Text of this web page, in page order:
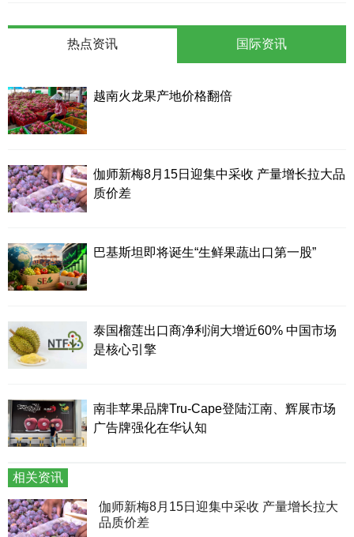
热点资讯
越南火龙果产地价格翻倍
伽师新梅8月15日迎集中采收 产量增长拉大品
质价差
巴基斯坦即将诞生“生鲜果蔬出口第一股”
泰国榴莲出口商净利润大增近60% 中国市场
是核心引擎
南非苹果品牌Tru-Cape登陆江南、辉展市场
广告牌强化在华认知
国际资讯
相关资讯
伽师新梅8月15日迎集中采收 产量增长拉大
品质价差